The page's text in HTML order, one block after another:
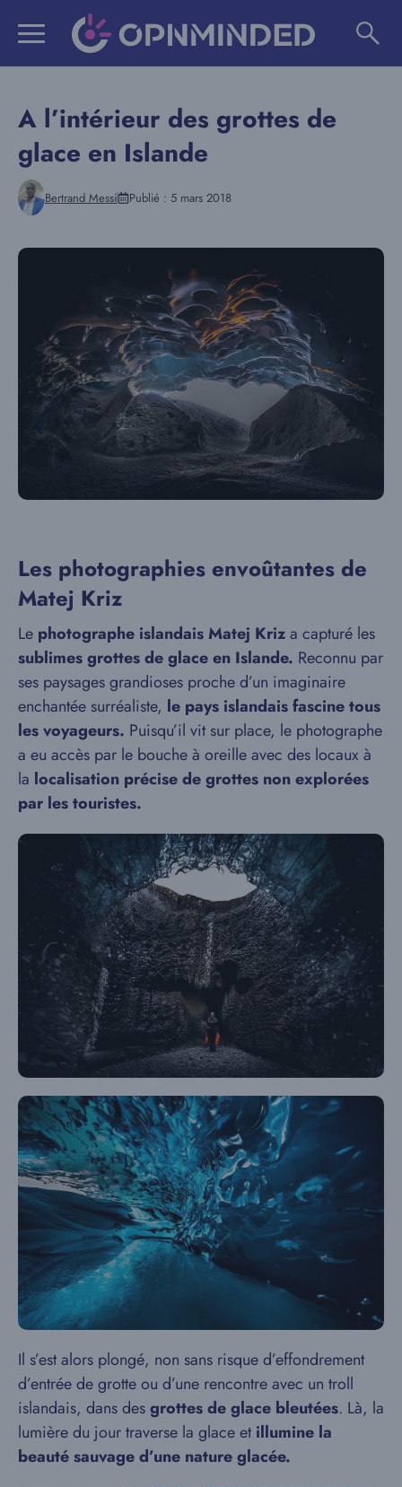
A l’intérieur des grottes de
glace en Islande
Bertrand Messi Publié : 5 mars 2018
Les photographies envoûtantes de
Matej Kriz
Le photographe islandais Matej Kriza capturé les
sublimes grottes de glace en Islande. Reconnu par
ses paysages grandioses proche d’un imaginaire
enchantée surréaliste, le pays islandais fascine tous
les voyageurs. Puisqu’il vit sur place, le photographe
a eu accès par le bouche à oreille avec des locaux à
la localisation précise de grottes non explorées
par les touristes.
Il s’est alors plongé, non sans risque d’effondrement
d’entrée de grotte ou d’une rencontre avec un troll
islandais, dans desgrottes de glace bleutées. Là, la
lumière du jour traverse la glace etillumine la
beauté sauvage d’une nature glacée.